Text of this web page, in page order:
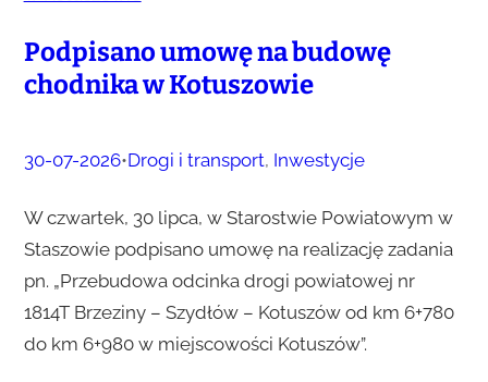
Podpisano umowę na budowę
chodnika w Kotuszowie
30-07-2026•Drogi i transport, Inwestycje
W czwartek, 30 lipca, w Starostwie Powiatowym w
Staszowie podpisano umowę na realizację zadania
pn. „Przebudowa odcinka drogi powiatowej nr
1814T Brzeziny – Szydłów – Kotuszów od km 6+780
do km 6+980 w miejscowości Kotuszów”.